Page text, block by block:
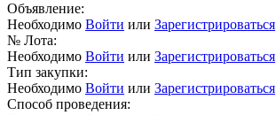
Объявление:
Необходимо Войти или Зарегистрироваться
№ Лота:
Необходимо Войти или Зарегистрироваться
Тип закупки:
Необходимо Войти или Зарегистрироваться
Способ проведения: